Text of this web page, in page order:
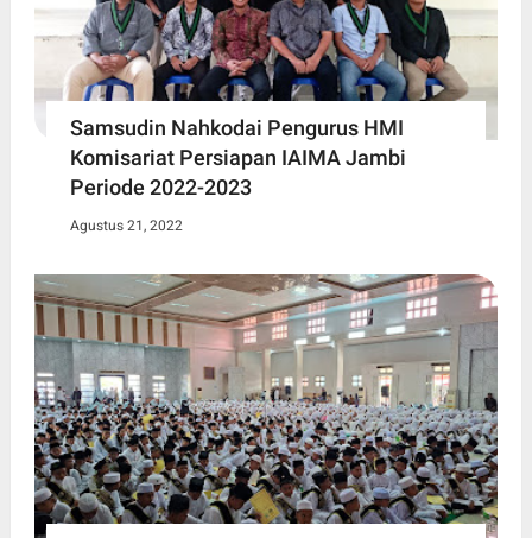
Samsudin Nahkodai Pengurus HMI
Komisariat Persiapan IAIMA Jambi
Periode 2022-2023
Agustus 21, 2022